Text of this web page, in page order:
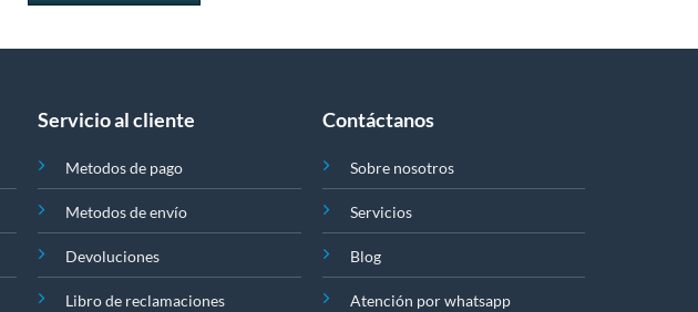
Servicio al cliente
Metodos de pago
Metodos de envío
Devoluciones
Libro de reclamaciones
Contáctanos
Sobre nosotros
Servicios
Blog
Atención por whatsapp